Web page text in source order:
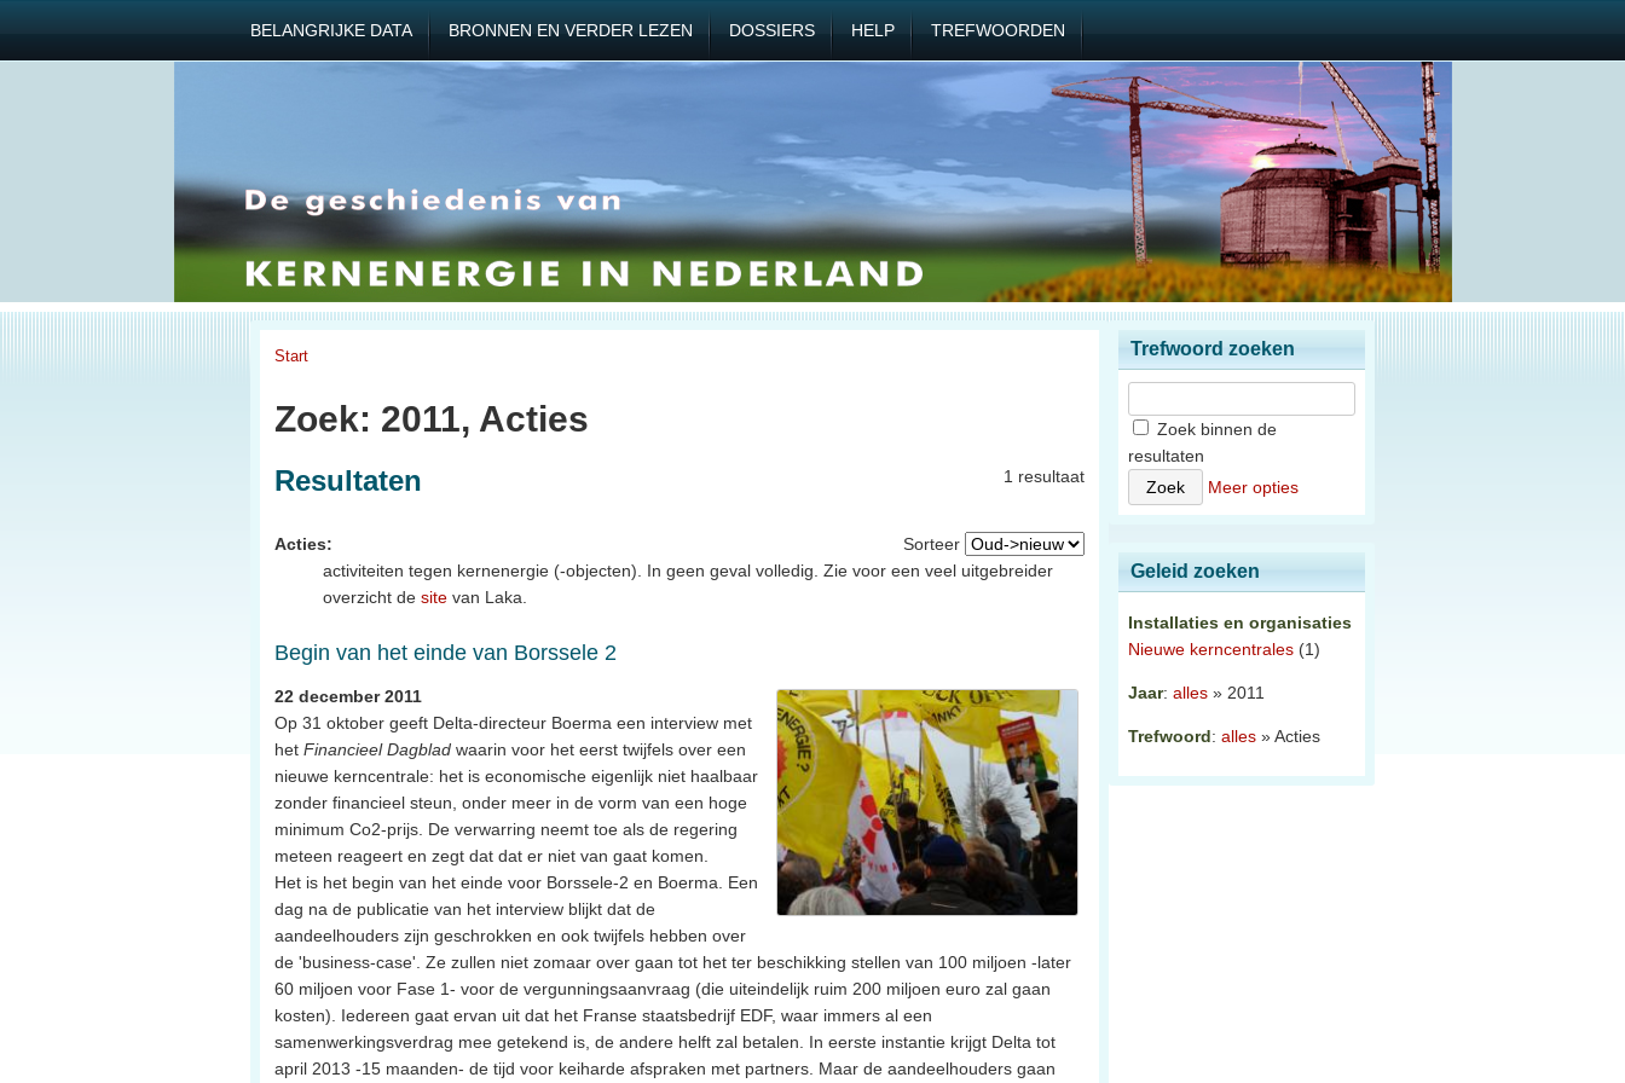
BELANGRIJKE DATA BRONNEN EN VERDER LEZEN DOSSIERS HELP TREFWOORDEN
Start
Zoek: 2011, Acties
1 resultaat
Resultaten
Sorteer
Acties:
activiteiten tegen kernenergie (-objecten). In geen geval volledig. Zie voor een veel uitgebreider
overzicht de site van Laka.
Begin van het einde van Borssele 2
22 december 2011
Op 31 oktober geeft Delta-directeur Boerma een interview met
het Financieel Dagblad waarin voor het eerst twijfels over een
nieuwe kerncentrale: het is economische eigenlijk niet haalbaar
zonder financieel steun, onder meer in de vorm van een hoge
minimum Co2-prijs. De verwarring neemt toe als de regering
meteen reageert en zegt dat dat er niet van gaat komen.
Het is het begin van het einde voor Borssele-2 en Boerma. Een
dag na de publicatie van het interview blijkt dat de
aandeelhouders zijn geschrokken en ook twijfels hebben over
de 'business-case'. Ze zullen niet zomaar over gaan tot het ter beschikking stellen van 100 miljoen -later
60 miljoen voor Fase 1- voor de vergunningsaanvraag (die uiteindelijk ruim 200 miljoen euro zal gaan
kosten). Iedereen gaat ervan uit dat het Franse staatsbedrijf EDF, waar immers al een
samenwerkingsverdrag mee getekend is, de andere helft zal betalen. In eerste instantie krijgt Delta tot
april 2013 -15 maanden- de tijd voor keiharde afspraken met partners. Maar de aandeelhouders gaan
Trefwoord zoeken
Zoek binnen de
resultaten
Meer opties
Geleid zoeken
Installaties en organisaties
Nieuwe kerncentrales (1)
Jaar: alles » 2011
Trefwoord: alles » Acties